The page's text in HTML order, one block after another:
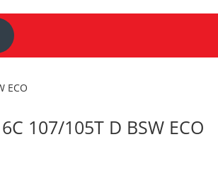
ECO
107/105T D BSW ECO